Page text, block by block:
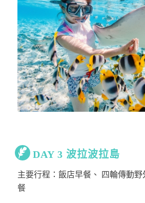
DAY 3 波拉波拉島
主要行程：飯店早餐、 四輪傳動
餐